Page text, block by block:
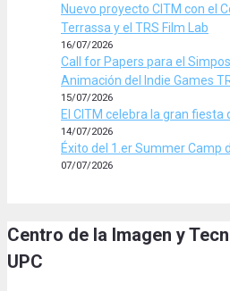
Nuevo proyecto CITM con el
Terrassa y el TRS Film Lab
16/07/2026
Call for Papers para el
Animación del Indie Games
15/07/2026
El CITM celebra la gran fiesta
14/07/2026
Éxito del 1.er Summer Camp
07/07/2026
Centro de la Imagen y
UPC